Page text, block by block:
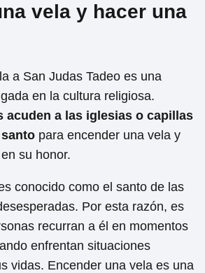
vela y hacer una
a San Judas Tadeo es una
en la cultura religiosa.
acuden a las iglesias o capillas
para encender una vela y
su honor.
conocido como el santo de las
Por esta razón, es
recurran a él en momentos
enfrentan situaciones
vidas. Encender una vela es una